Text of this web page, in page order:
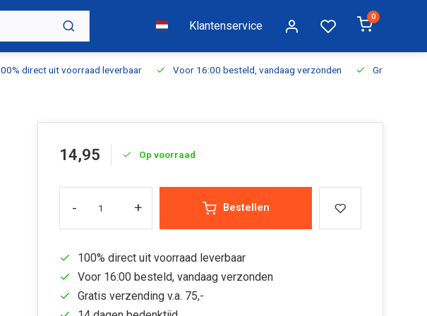
Klantenservice
0
direct uit voorraad leverbaar Voor 16:00 besteld, vandaag verzonden Gratis
14,95 Op voorraad
- + Bestellen
100% direct uit voorraad leverbaar
Voor 16:00 besteld, vandaag verzonden
Gratis verzending v.a. 75,-